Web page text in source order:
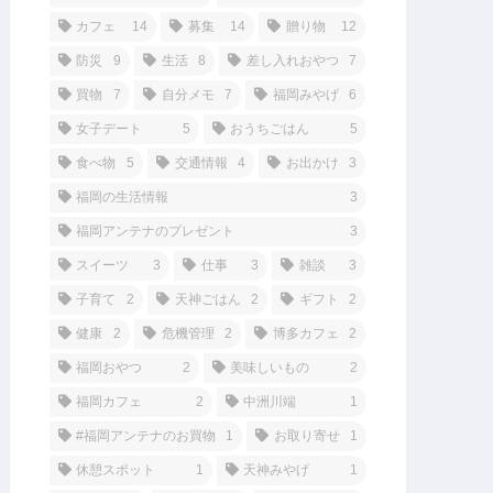
カフェ 14 募集 14 贈り物 12
防災 9 生活 8 差し入れおやつ 7
買物 7 自分メモ 7 福岡みやげ 6
女子デート 5 おうちごはん 5
食べ物 5 交通情報 4 お出かけ 3
福岡の生活情報 3
福岡アンテナのプレゼント 3
スイーツ 3 仕事 3 雑談 3
子育て 2 天神ごはん 2 ギフト 2
健康 2 危機管理 2 博多カフェ 2
福岡おやつ 2 美味しいもの 2
福岡カフェ 2 中洲川端 1
#福岡アンテナのお買物 1 お取り寄せ 1
休憩スポット 1 天神みやげ 1